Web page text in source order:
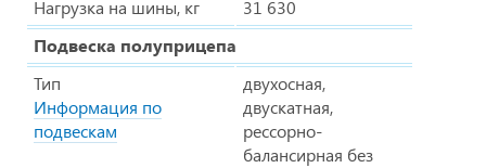
Нагрузка на шины, кг
31 630
Подвеска полуприцепа
Тип
Информация по
подвескам
двухосная,
двускатная,
рессорно-
балансирная без